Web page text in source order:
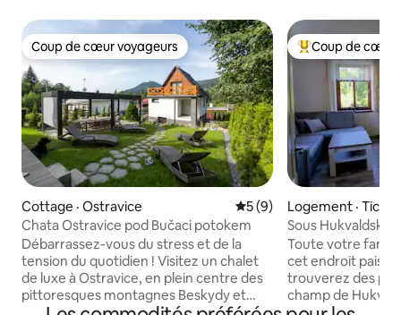
Coup de cœur voyageurs
Coup de cœur voyageurs
Cottage · Ostravice Note moyenne de 5 sur 5,
5 (9)
Chata Ostravice pod Bučaci potokem
Débarrassez-vous du stress et de la
tension du quotidien ! Visitez un chalet
de luxe à Ostravice, en plein centre des
pittoresques montagnes Beskydy et
Coup de cœur
Coup de cœur
Logement · Tichá
Sous
Toute votre
cet endroit
trouverez des
champ de